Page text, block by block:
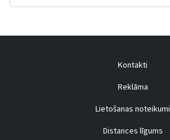
Kontakti
Reklāma
Lietošanas noteikumi
Distances līgums